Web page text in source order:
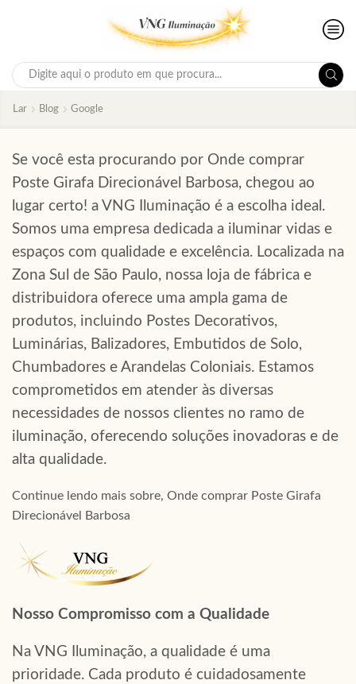
Search
Lar Blog Google
Se você esta procurando por Onde comprar
Poste Girafa Direcionável Barbosa, chegou ao
lugar certo! a VNG Iluminação é a escolha ideal.
Somos uma empresa dedicada a iluminar vidas e
espaços com qualidade e excelência. Localizada na
Zona Sul de São Paulo, nossa loja de fábrica e
distribuidora oferece uma ampla gama de
produtos, incluindo Postes Decorativos,
Luminárias, Balizadores, Embutidos de Solo,
Chumbadores e Arandelas Coloniais. Estamos
comprometidos em atender às diversas
necessidades de nossos clientes no ramo de
iluminação, oferecendo soluções inovadoras e de
alta qualidade.
Continue lendo mais sobre, Onde comprar Poste Girafa
Direcionável Barbosa
Nosso Compromisso com a Qualidade
Na VNG Iluminação, a qualidade é uma
prioridade. Cada produto é cuidadosamente